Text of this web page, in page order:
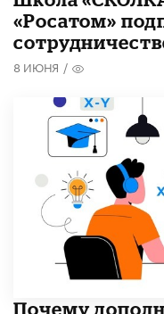
«Росатом»
8 ИЮНЯ /
​Почему